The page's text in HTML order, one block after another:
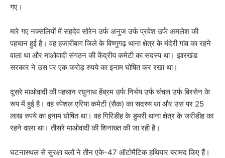
गए।
मारे गए नक्सलियों में सहदेव सोरेन उर्फ अनुज उर्फ प्रवेश उर्फ अमलेश की
पहचान हुई है। वह हजारीबाग जिले के विष्णुगढ़ थाना क्षेत्र के मंदेरी गांव का रहने
वाला था और माओवादी संगठन की केंद्रीय कमेटी का सदस्य था। झारखंड
सरकार ने उस पर एक करोड़ रुपये का इनाम घोषित कर रखा था।
दूसरे माओवादी की पहचान रघुनाथ हेंब्रम उर्फ निर्भय उर्फ चंचल उर्फ बिरसेन के
रूप में हुई है। वह स्पेशल एरिया कमेटी (सैक) का सदस्य था और उस पर 25
लाख रुपये का इनाम घोषित था। वह गिरिडीह के डुमरी थाना क्षेत्र के जरीडीह का
रहने वाला था। तीसरे माओवादी की शिनाख्त की जा रही है।
घटनास्थल से सुरक्षा बलों ने तीन एके-47 ऑटोमैटिक हथियार बरामद किए हैं।